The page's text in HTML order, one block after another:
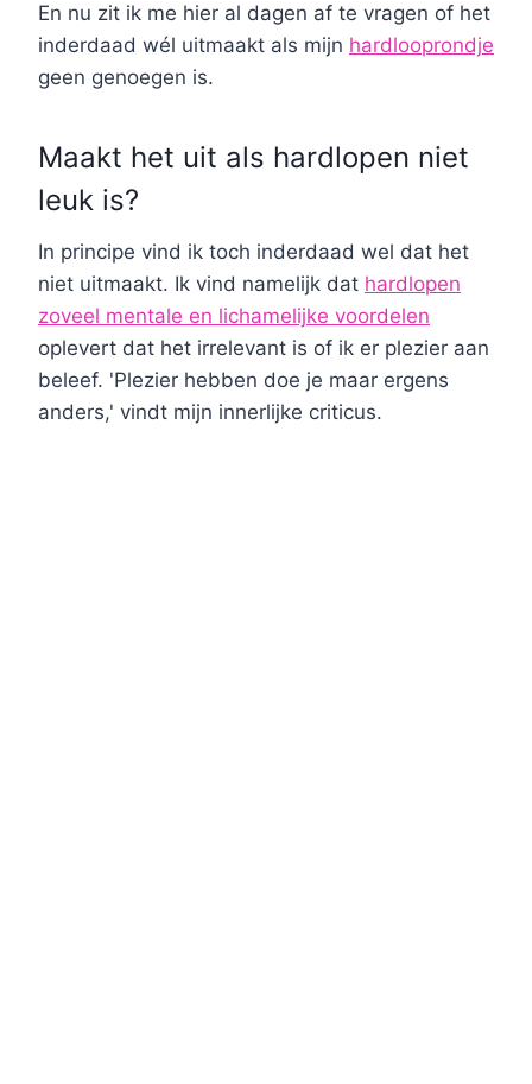
En nu zit ik me hier al dagen af te vragen of het
inderdaad wél uitmaakt als mijn hardlooprondje
geen genoegen is.
Maakt het uit als hardlopen niet
leuk is?
In principe vind ik toch inderdaad wel dat het
niet uitmaakt. Ik vind namelijk dat hardlopen
zoveel mentale en lichamelijke voordelen
oplevert dat het irrelevant is of ik er plezier aan
beleef. 'Plezier hebben doe je maar ergens
anders,' vindt mijn innerlijke criticus.